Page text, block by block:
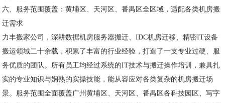
六、服务范围覆盖：黄埔区、天河区、番禺区全区域，适配各类机房搬
迁需求
力丰搬家公司，深耕数据机房服务器搬迁、IDC机房迁移、精密IT设备
搬运领域二十余载，积累了丰富的行业经验，打造了一支专业过硬、服
务优质的团队。所有员工均经过系统的IT技术与搬迁操作培训，兼具扎
实的专业知识与娴熟的实操技能，能从容应对各类复杂的机房搬迁场
景。服务范围全面覆盖广州黄埔区、天河区、番禺区各科技园区、写字